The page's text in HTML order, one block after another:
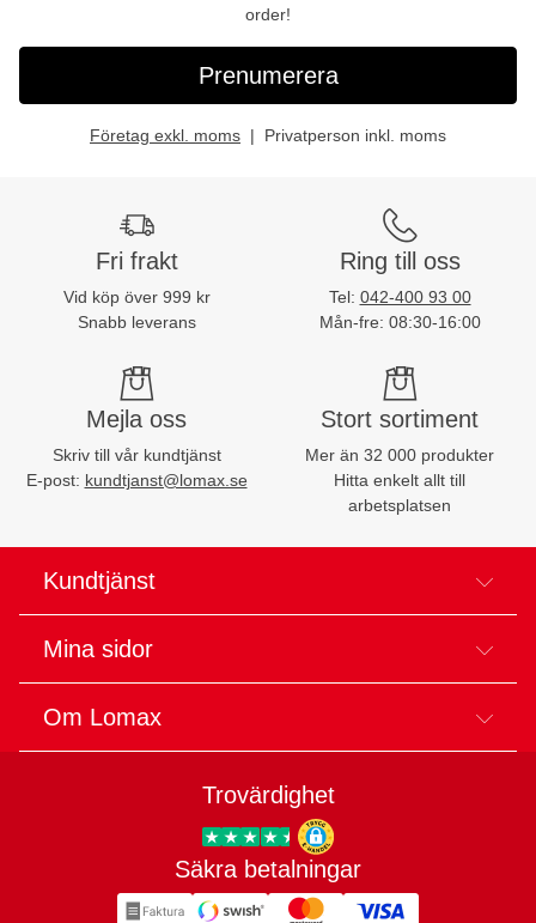
order!
Prenumerera
Företag exkl. moms Privatperson inkl. moms
Fri frakt
Vid köp över 999 kr
Snabb leverans
Ring till oss
Tel: 042-400 93 00
Mån-fre: 08:30-16:00
Mejla oss
Skriv till vår kundtjänst
E-post: kundtjanst@lomax.se
Stort sortiment
Mer än 32 000 produkter
Hitta enkelt allt till
arbetsplatsen
Kundtjänst
Mina sidor
Om Lomax
Trovärdighet
Trygg E-handel
Säkra betalningar